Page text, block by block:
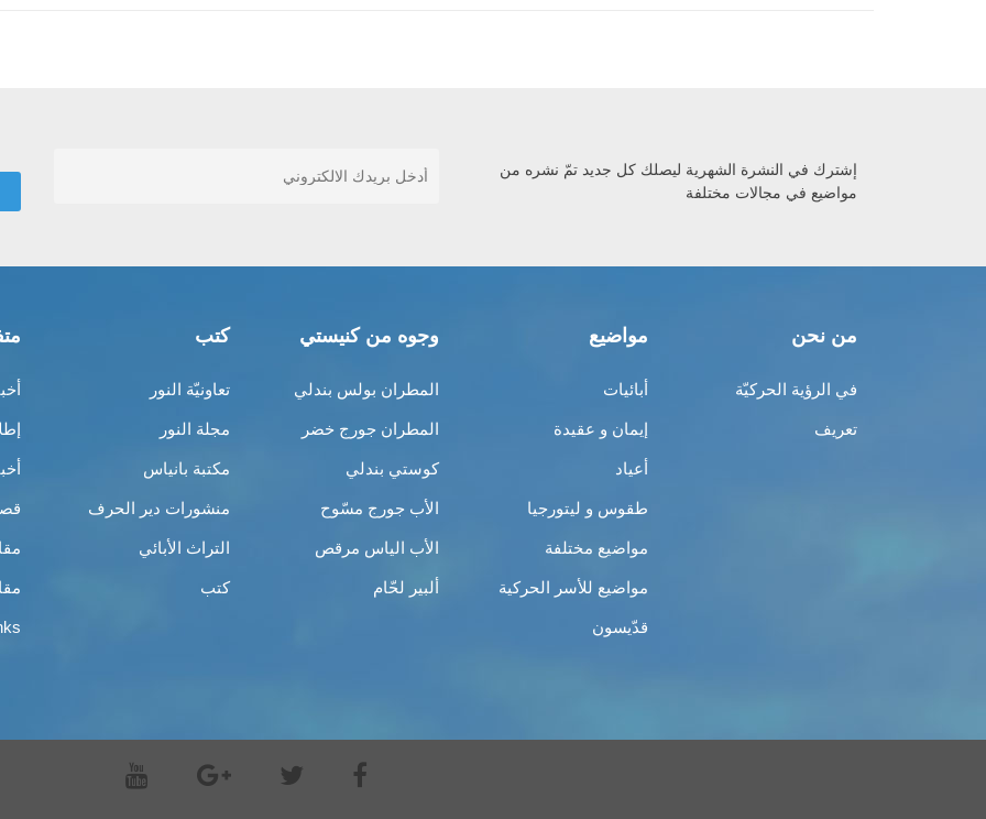
إشترك في النشرة الشهرية ليصلك كل جديد تمّ نشره من
مواضيع في مجالات مختلفة
من نحن
في الرؤية الحركيّة
تعريف
مواضيع
أبائيات
إيمان و عقيدة
أعياد
طقوس و ليتورجيا
مواضيع مختلفة
مواضيع للأسر الحركية
قدّيسون
وجوه من كنيستي
المطران بولس بندلي
المطران جورج خضر
كوستي بندلي
الأب جورج مسّوح
الأب الياس مرقص
ألبير لحّام
كتب
تعاونيّة النور
مجلة النور
مكتبة بانياس
منشورات دير الحرف
التراث الأبائي
كتب